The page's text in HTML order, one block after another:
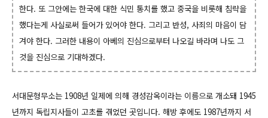
한다. 또 그안에는 한국에 대한 식민 통치를 했고 중국을 비롯해 침략을
했다는게 사실로써 들어가 있어야 한다. 그리고 반성, 사죄의 마음이 담
겨야 한다. 그러한 내용이 아베의 진심으로부터 나오길 바라며 나도 그
것을 진심으로 기대하겠다.
서대문형무소는 1908년 일제에 의해 경성감옥이라는 이름으로 개소돼 1945
년까지 독립지사들이 고초를 겪었던 곳입니다. 해방 후에도 1987년까지 서